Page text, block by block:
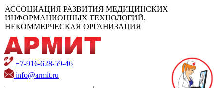
АССОЦИАЦИЯ РАЗВИТИЯ МЕДИЦИНСКИХ
ИНФОРМАЦИОННЫХ ТЕХНОЛОГИЙ.
НЕКОММЕРЧЕСКАЯ ОРГАНИЗАЦИЯ
+7-916-628-59-46
info@armit.ru